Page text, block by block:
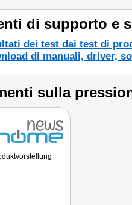
di supporto e
dei test dai test di
di manuali, driver,
sulla